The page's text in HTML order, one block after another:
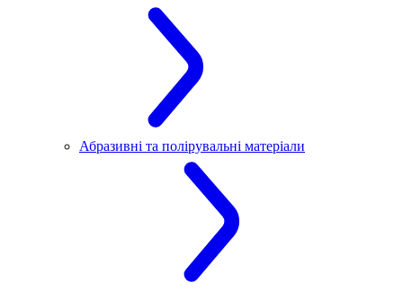
Абразивні та полірувальні матеріали